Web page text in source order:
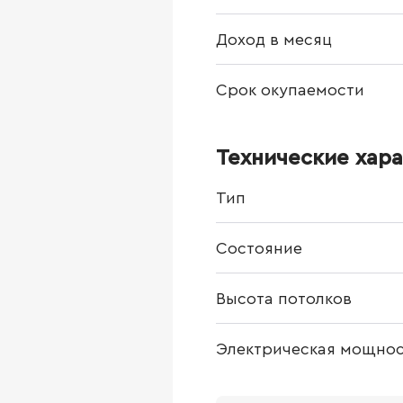
Доход в месяц
Срок окупаемости
Технические
Тип
Состояние
Высота потолков
Электрическая